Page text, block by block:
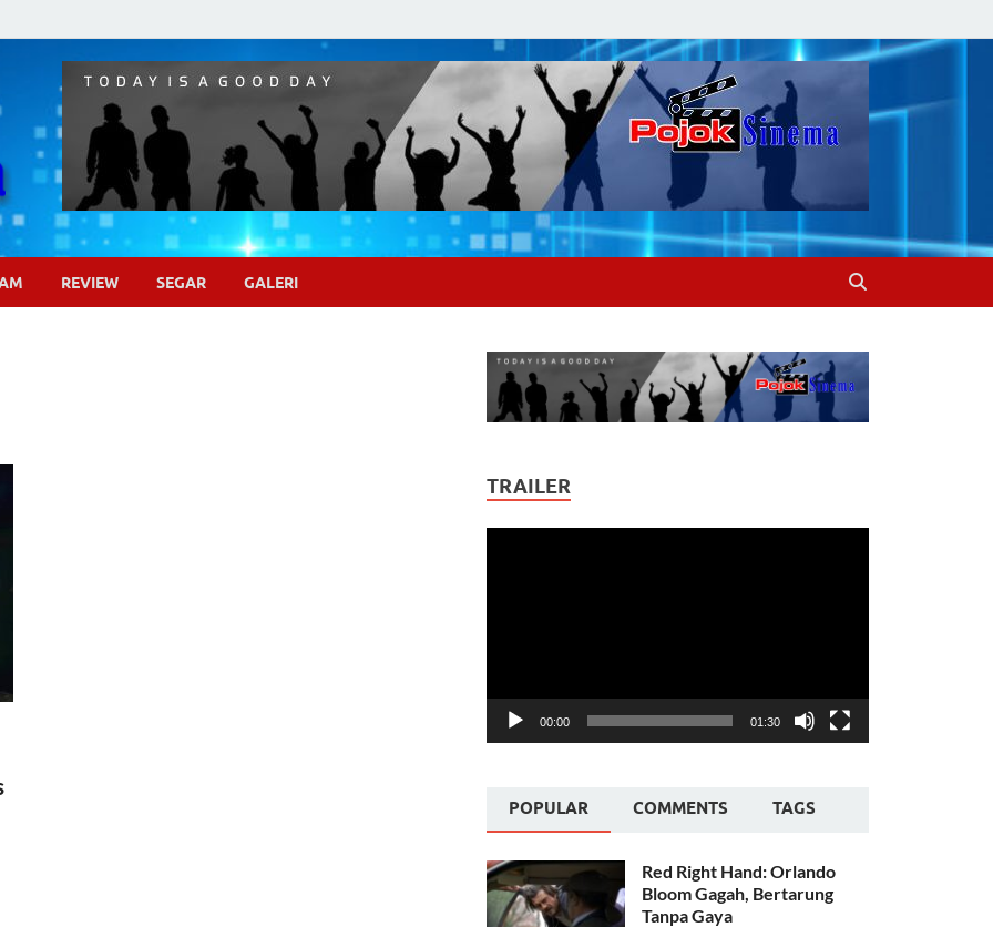
Pojok Sinema
REVIEW SEGAR GALERI
TRAILER
00:00 01:30
POPULAR COMMENTS TAGS
Red Right Hand: Orlando
Bloom Gagah, Bertarung
Tanpa Gaya